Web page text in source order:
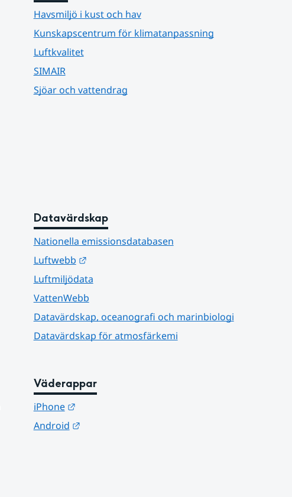
Havsmiljö i kust och hav
Kunskapscentrum för klimatanpassning
Luftkvalitet
SIMAIR
Sjöar och vattendrag
Datavärdskap
Nationella emissionsdatabasen
Luftwebb
Länk till annan webbplats.
Luftmiljödata
VattenWebb
Datavärdskap, oceanografi och marinbiologi
Datavärdskap för atmosfärkemi
Väderappar
iPhone
Länk till annan webbplats.
Android
Länk till annan webbplats.